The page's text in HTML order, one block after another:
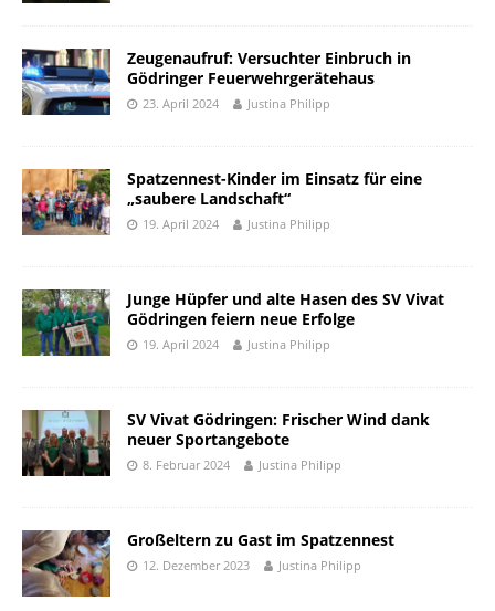
Zeugenaufruf: Versuchter Einbruch in
Gödringer Feuerwehrgerätehaus
23. April 2024 Justina Philipp
Spatzennest-Kinder im Einsatz für eine
„saubere Landschaft“
19. April 2024 Justina Philipp
Junge Hüpfer und alte Hasen des SV Vivat
Gödringen feiern neue Erfolge
19. April 2024 Justina Philipp
SV Vivat Gödringen: Frischer Wind dank
neuer Sportangebote
8. Februar 2024 Justina Philipp
Großeltern zu Gast im Spatzennest
12. Dezember 2023 Justina Philipp